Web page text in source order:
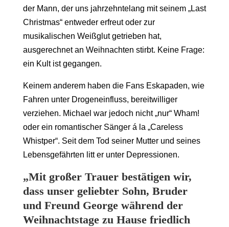
der Mann, der uns jahrzehntelang mit seinem „Last
Christmas“ entweder erfreut oder zur
musikalischen Weißglut getrieben hat,
ausgerechnet an Weihnachten stirbt. Keine Frage:
ein Kult ist gegangen.
Keinem anderem haben die Fans Eskapaden, wie
Fahren unter Drogeneinfluss, bereitwilliger
verziehen. Michael war jedoch nicht „nur“ Wham!
oder ein romantischer Sänger á la „Careless
Whistper“. Seit dem Tod seiner Mutter und seines
Lebensgefährten litt er unter Depressionen.
„Mit großer Trauer bestätigen wir,
dass unser geliebter Sohn, Bruder
und Freund George während der
Weihnachtstage zu Hause friedlich